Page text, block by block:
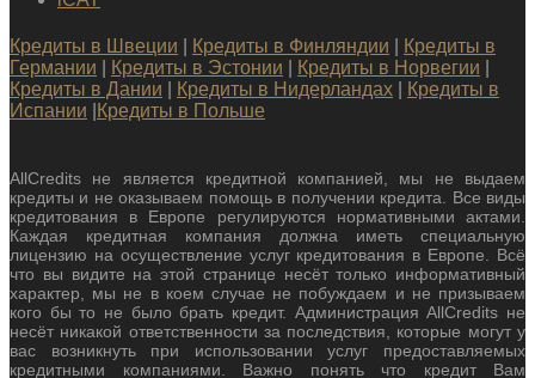
Кредиты в Швеции Кредиты в Финляндии
Кредиты в
Германии
Кредиты в Эстонии Кредиты в Норвегии
Кредиты в Дании
Кредиты в Нидерландах
Кредиты в
Испании
Кредиты в Польше
AllCredits не является кредитной компанией, мы не выдаем
кредиты и не оказываем помощь в получении кредита. Все виды
кредитования в Европе регулируются нормативными актами.
Каждая кредитная компания должна иметь специальную
лицензию на осуществление услуг кредитования в Европе. Всё
что вы видите на этой странице несёт только информативный
характер, мы не в коем случае не побуждаем и не призываем
кого бы то не было брать кредит. Администрация AllCredits не
несёт никакой ответственности за последствия, которые могут у
вас возникнуть при использовании услуг предоставляемых
кредитными компаниями. Важно понять что кредит Вам